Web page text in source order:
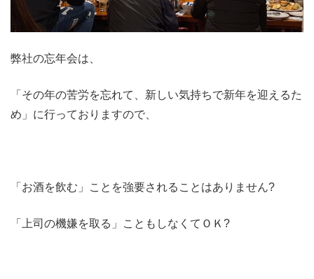
弊社の忘年会は、
「その年の苦労を忘れて、新しい気持ちで新年を迎えるた
め」に行っておりますので、
「お酒を飲む」ことを強要されることはありません?
「上司の機嫌を取る」こともしなくてＯＫ?